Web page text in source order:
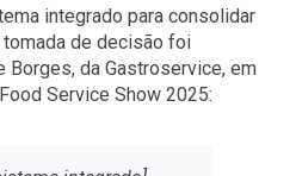
integrado para consolidar
de decisão foi
Borges, da Gastroservice, em
Service Show 2025: